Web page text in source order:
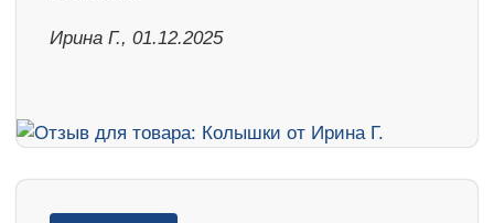
Ирина Г., 01.12.2025